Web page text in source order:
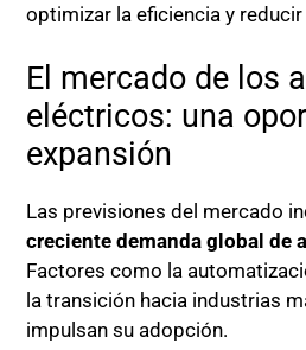
optimizar la eficiencia y
El mercado de los
eléctricos: una
expansión
Las previsiones del mercado
creciente demanda global de
Factores como la
la transición hacia industrias
impulsan su adopción.